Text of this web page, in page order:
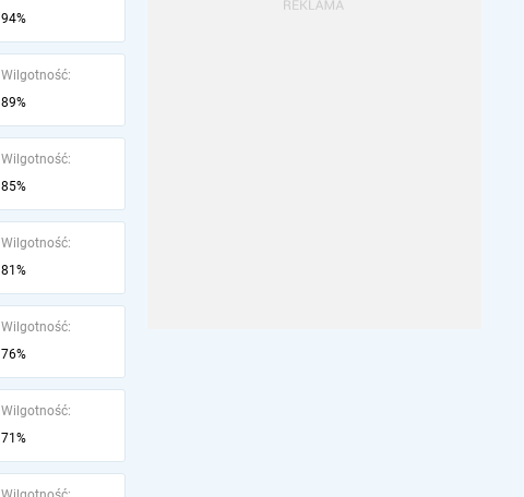
94%
Wilgotność:
89%
Wilgotność:
85%
Wilgotność:
81%
Wilgotność:
76%
Wilgotność:
71%